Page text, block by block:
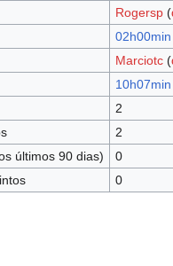
Rogersp (
Marciotc (
2
2
últimos 90 dias)
0
0